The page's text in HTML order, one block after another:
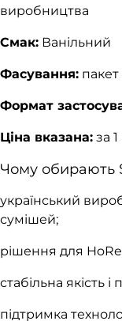
виробництва
Смак: Ванільний
Фасування: пакет
Формат
Ціна вказана: за 1
Чому обирають
український
сумішей;
рішення для
стабільна якість
підтримка